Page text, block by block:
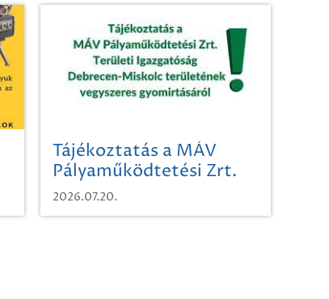
Tájékoztatás a MÁV
Pályaműködtetési Zrt.
Területi Igazgatóság
Debrecen-Miskolc
2026.07.20.